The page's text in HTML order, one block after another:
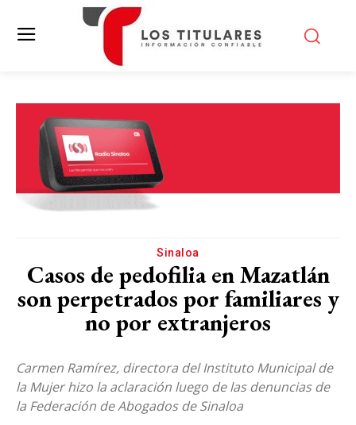
Sinaloa
Casos de pedofilia en Mazatlán
son perpetrados por familiares y
no por extranjeros
Carmen Ramírez, directora del Instituto Municipal de
la Mujer hizo la aclaración luego de las denuncias de
la Federación de Abogados de Sinaloa